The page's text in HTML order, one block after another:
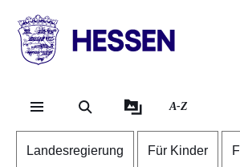
HESSEN
Landesregierung
A-Z
Landesregierung Für Kinder